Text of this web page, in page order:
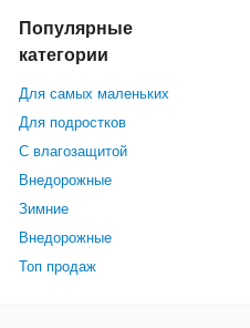
Популярные
категории
Для самых маленьких
Для подростков
С влагозащитой
Внедорожные
Зимние
Внедорожные
Топ продаж